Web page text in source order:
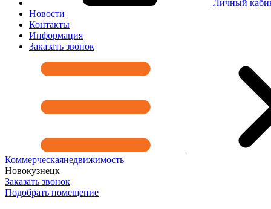
Личный
Новости
Контакты
Информация
Заказать звонок
Коммерческаянедвижимость
Новокузнецк
Заказать звонок
Подобрать помещение